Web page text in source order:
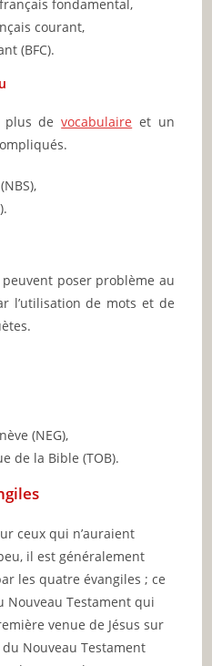
français fondamental,
courant,
(BFC).
plus devocabulaire et un
poser problème au
l’utilisation de mots et de
(NEG),
de la Bible (TOB).
ceux qui n’auraient
il est généralement
les quatre évangiles ; ce
Nouveau Testament qui
venue de Jésus sur
Nouveau Testament